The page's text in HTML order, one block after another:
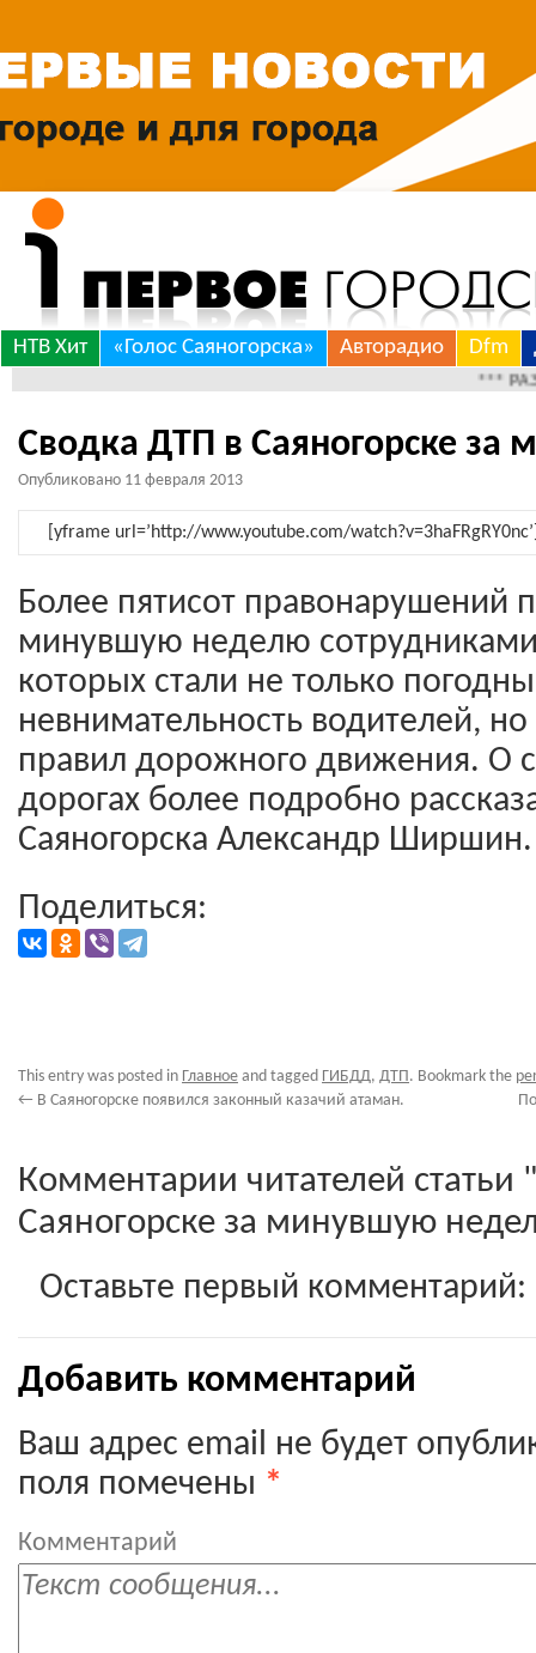
Skip
НТВ Хит «Голос Саяногорска» Авторадио Dfm
***
Сводка ДТП в Саяногорске
Опубликовано 11 февраля 2013
[yframe url=’http://www.youtube.com/
Более пятисот правонарушений
минувшую неделю
которых стали не только
невнимательность водителей,
правил дорожного движения. О
дорогах более подробно
Саяногорска Александр Ширшин.
Поделиться:
This entry was posted in Главное and tagged ГИБДД, ДТП. Bookmark the
← В Саяногорске появился законный казачий атаман.
Комментарии читателей статьи
Саяногорске за минувшую
Оставьте первый комментарий:
Добавить комментарий
Ваш адрес email не будет
поля помечены *
Комментарий